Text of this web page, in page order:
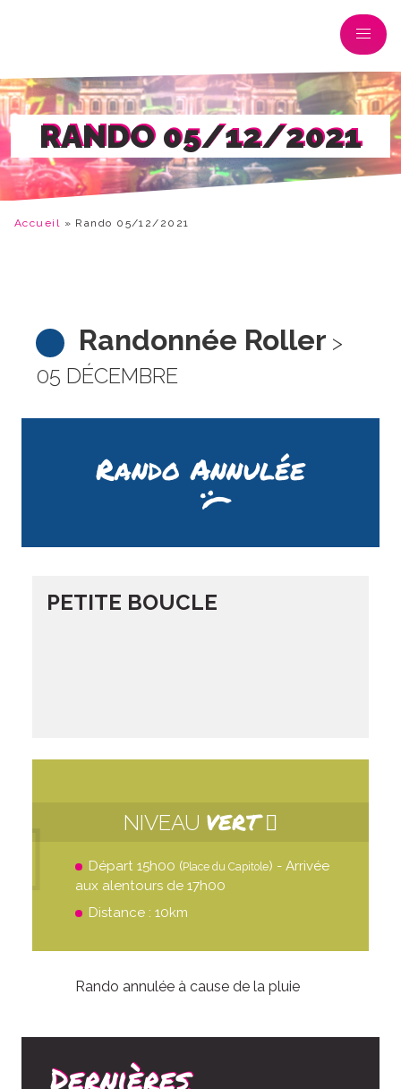
RANDO 05/12/2021
Accueil » Rando 05/12/2021
Randonnée Roller >
05 DÉCEMBRE
Rando Annulée
PETITE BOUCLE
NIVEAU VERT
Départ 15h00 (Place du Capitole) - Arrivée
aux alentours de 17h00
Distance : 10km
Rando annulée à cause de la pluie
Dernières